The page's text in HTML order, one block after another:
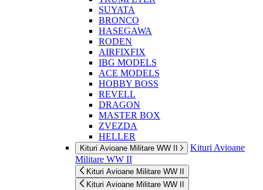
SUYATA
BRONCO
HASEGAWA
RODEN
AIRFIXFIX
IBG MODELS
ACE MODELS
HOBBY BOSS
REVELL
DRAGON
MASTER BOX
ZVEZDA
HELLER
Kituri Avioane Militare WW II
Kituri Avioane
Militare WW II
Kituri Avioane Militare WW II
Kituri Avioane Militare WW II